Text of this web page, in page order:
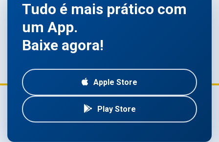
Tudo é mais prático com
um App.
Baixe agora!
Apple Store
Play Store